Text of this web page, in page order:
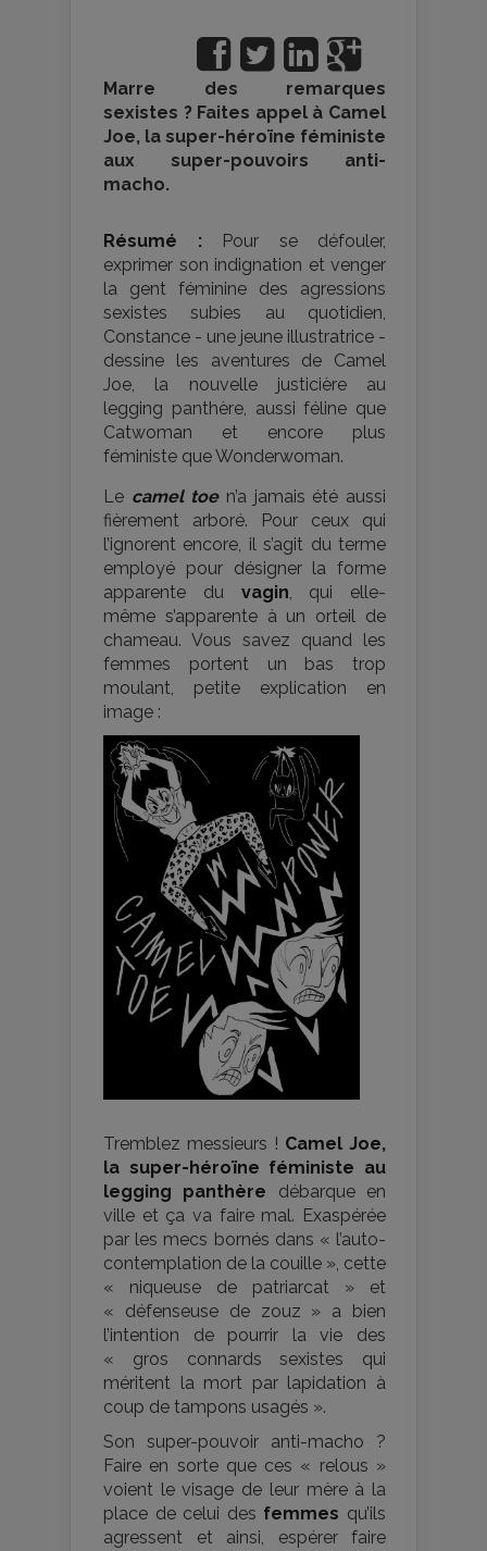
Marre des remarques
sexistes ? Faites appel à Camel
Joe, la super-héroïne féministe
aux super-pouvoirs anti-
macho.
Résumé : Pour se défouler,
exprimer son indignation et venger
la gent féminine des agressions
sexistes subies au quotidien,
Constance - une jeune illustratrice -
dessine les aventures de Camel
Joe, la nouvelle justicière au
legging panthère, aussi féline que
Catwoman et encore plus
féministe que Wonderwoman.
Le camel toe n’a jamais été aussi
fièrement arboré. Pour ceux qui
l’ignorent encore, il s’agit du terme
employé pour désigner la forme
apparente du vagin , qui elle-
même s’apparente à un orteil de
chameau. Vous savez quand les
femmes portent un bas trop
moulant, petite explication en
image :
Tremblez messieurs ! Camel Joe,
la super-héroïne féministe au
legging panthère débarque en
ville et ça va faire mal. Exaspérée
par les mecs bornés dans « l’auto-
contemplation de la couille », cette
« niqueuse de patriarcat » et
« défenseuse de zouz » a bien
l’intention de pourrir la vie des
« gros connards sexistes qui
méritent la mort par lapidation à
coup de tampons usagés ».
Son super-pouvoir anti-macho ?
Faire en sorte que ces « relous »
voient le visage de leur mère à la
place de celui des femmes qu’ils
agressent et ainsi, espérer faire